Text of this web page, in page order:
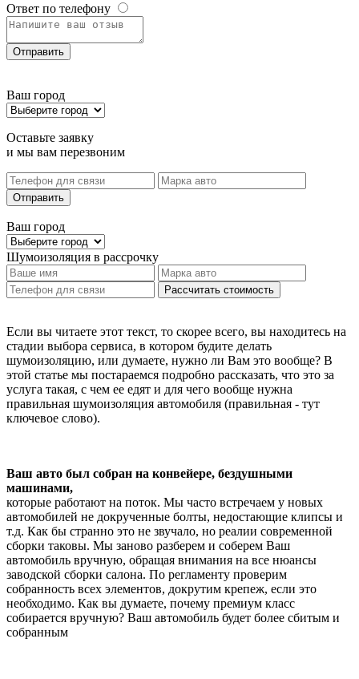
Ответ по телефону
Отправить
Ваш город
Оставьте заявку
и мы вам перезвоним
Отправить
Ваш город
Шумоизоляция в рассрочку
Рассчитать стоимость
Если вы читаете этот текст, то скорее всего, вы находитесь на
стадии выбора сервиса, в котором будите делать
шумоизоляцию, или думаете, нужно ли Вам это вообще? В
этой статье мы постараемся подробно рассказать, что это за
услуга такая, с чем ее едят и для чего вообще нужна
правильная шумоизоляция автомобиля (правильная - тут
ключевое слово).
Ваш авто был собран на конвейере, бездушными
машинами,
которые работают на поток. Мы часто встречаем у новых
автомобилей не докрученные болты, недостающие клипсы и
т.д. Как бы странно это не звучало, но реалии современной
сборки таковы. Мы заново разберем и соберем Ваш
автомобиль вручную, обращая внимания на все нюансы
заводской сборки салона. По регламенту проверим
собранность всех элементов, докрутим крепеж, если это
необходимо. Как вы думаете, почему премиум класс
собирается вручную? Ваш автомобиль будет более сбитым и
собранным